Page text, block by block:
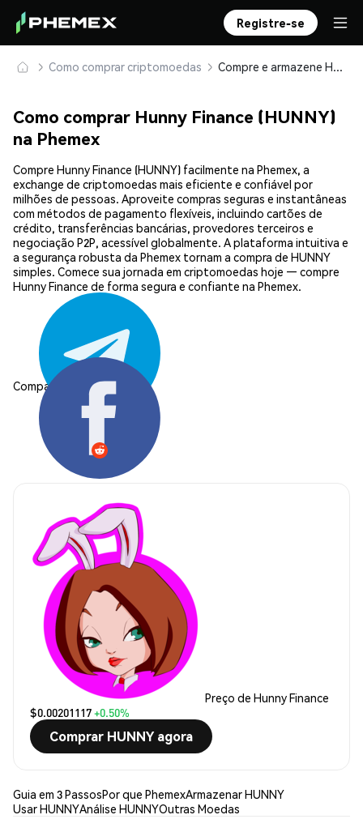
Registre-se
Como comprar criptomoedas Compre e armazene Hunny Finance (HUNNY) com segurança
Como comprar Hunny Finance (HUNNY)
na Phemex
Compre Hunny Finance (HUNNY) facilmente na Phemex, a
exchange de criptomoedas mais eficiente e confiável por
milhões de pessoas. Aproveite compras seguras e instantâneas
com métodos de pagamento flexíveis, incluindo cartões de
crédito, transferências bancárias, provedores terceiros e
negociação P2P, acessível globalmente. A plataforma intuitiva e
a segurança robusta da Phemex tornam a compra de HUNNY
simples. Comece sua jornada em criptomoedas hoje — compre
Hunny Finance de forma segura e confiante na Phemex.
Compartilhar:
Preço de Hunny Finance
$0.00201117+0.50%
Comprar HUNNY agora
Guia em 3 PassosPor que PhemexArmazenar HUNNY
Usar HUNNYAnálise HUNNYOutras Moedas